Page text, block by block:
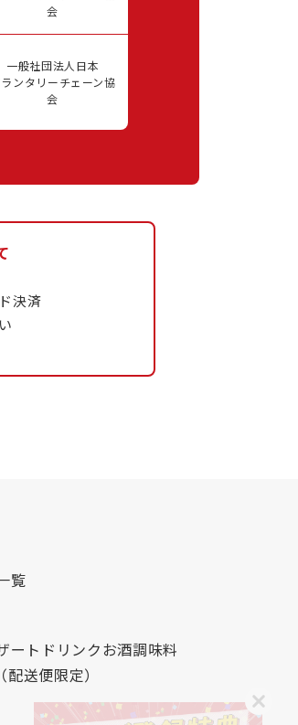
会
一般社団法人日本
ンタリーチェーン協
会
決済
覧
ート ドリンクお酒調味料
送便限定）